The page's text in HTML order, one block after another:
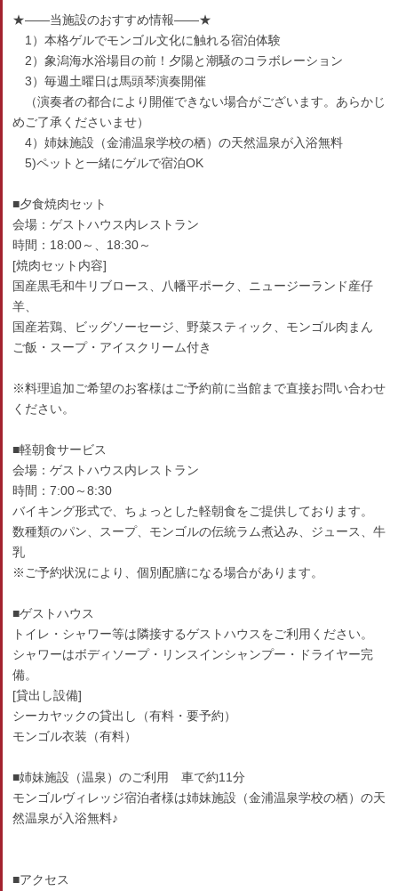
★――当施設のおすすめ情報――★
1）本格ゲルでモンゴル文化に触れる宿泊体験
2）象潟海水浴場目の前！夕陽と潮騒のコラボレーション
3）毎週土曜日は馬頭琴演奏開催
（演奏者の都合により開催できない場合がございます。あらかじ
めご了承くださいませ）
4）姉妹施設（金浦温泉学校の栖）の天然温泉が入浴無料
5)ペットと一緒にゲルで宿泊OK
■夕食焼肉セット
会場：ゲストハウス内レストラン
時間：18:00～、18:30～
[焼肉セット内容]
国産黒毛和牛リブロース、八幡平ポーク、ニュージーランド産仔
羊、
国産若鶏、ビッグソーセージ、野菜スティック、モンゴル肉まん
ご飯・スープ・アイスクリーム付き
※料理追加ご希望のお客様はご予約前に当館まで直接お問い合わせ
ください。
■軽朝食サービス
会場：ゲストハウス内レストラン
時間：7:00～8:30
バイキング形式で、ちょっとした軽朝食をご提供しております。
数種類のパン、スープ、モンゴルの伝統ラム煮込み、ジュース、牛
乳
※ご予約状況により、個別配膳になる場合があります。
■ゲストハウス
トイレ・シャワー等は隣接するゲストハウスをご利用ください。
シャワーはボディソープ・リンスインシャンプー・ドライヤー完
備。
[貸出し設備]
シーカヤックの貸出し（有料・要予約）
モンゴル衣装（有料）
■姉妹施設（温泉）のご利用 車で約11分
モンゴルヴィレッジ宿泊者様は姉妹施設（金浦温泉学校の栖）の天
然温泉が入浴無料♪
■アクセス